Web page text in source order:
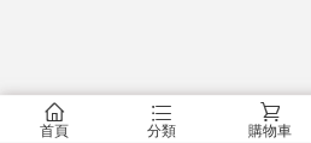
󰂠
首頁
󰂦
分類
󰂟
購物車